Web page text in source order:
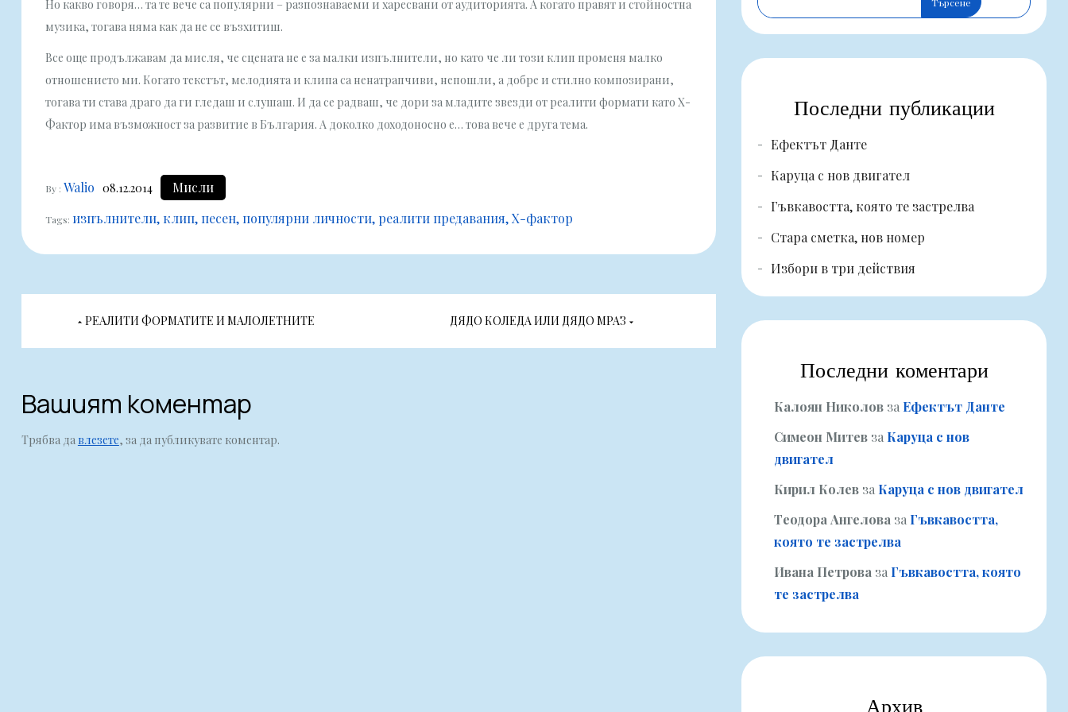
Но какво говоря… та те вече са популярни – разпознаваеми и харесвани от аудиторията. А когато правят и стойностна
музика, тогава няма как да не се възхитиш.
Все още продължавам да мисля, че сцената не е за малки изпълнители, но като че ли този клип променя малко
отношението ми. Когато текстът, мелодията и клипа са ненатрапчиви, непошли, а добре и стилно композирани,
тогава ти става драго да ги гледаш и слушаш. И да се радваш, че дори за младите звезди от реалити формати като Х-
Фактор има възможност за развитие в България. А доколко доходоносно е… това вече е друга тема.
By : Walio 08.12.2014 Мисли
Tags: изпълнители клип песен популярни личности реалити предавания Х-фактор
Навигация
РЕАЛИТИ ФОРМАТИТЕ И МАЛОЛЕТНИТЕ ДЯДО КОЛЕДА ИЛИ ДЯДО МРАЗ
Вашият коментар
Трябва да влезете, за да публикувате коментар.
Последни публикации
Ефектът Данте
Каруца с нов двигател
Гъвкавостта, която те застрелва
Стара сметка, нов номер
Избори в три действия
Последни коментари
Калоян Николов за Ефектът Данте
Симеон Митев за Каруца с нов
двигател
Кирил Колев за Каруца с нов двигател
Теодора Ангелова за Гъвкавостта,
която те застрелва
Ивана Петрова за Гъвкавостта, която
те застрелва
Архив